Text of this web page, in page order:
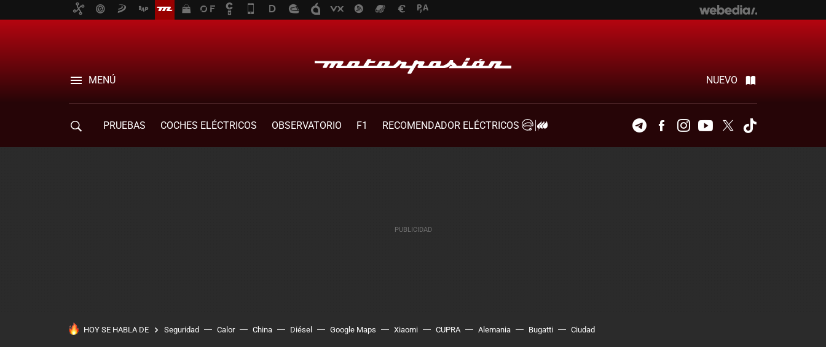
MENÚ NUEVO
PRUEBAS COCHES ELÉCTRICOS OBSERVATORIO F1
RECOMENDADOR ELÉCTRICOS
TelegramFacebookInstagramYoutubeTwitter
HOY SE HABLA DE Seguridad Calor China Diésel Google Maps Xiaomi CUPRA Alemania Bugatti Ciudad